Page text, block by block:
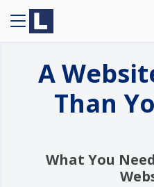
A
Than
What You